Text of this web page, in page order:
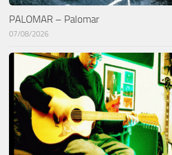
PALOMAR – Palomar
07/08/2026